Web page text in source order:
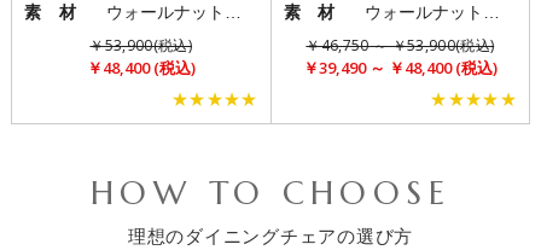
素 材
￥53,900(税込)
￥48,400 (税込)
★★★★★
素 材
￥46,750 ～ ￥53,900(税込)
￥39,490 ～ ￥48,400 (税込)
★★★★★
HOW TO CHOOSE
理想のダイニングチェアの選び方